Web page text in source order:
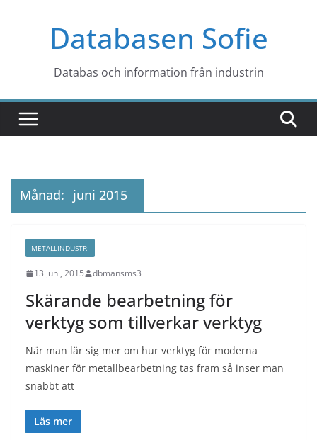
Databasen Sofie
Databas och information från industrin
Månad: juni 2015
METALLINDUSTRI
13 juni, 2015 dbmansms3
Skärande bearbetning för
verktyg som tillverkar verktyg
När man lär sig mer om hur verktyg för moderna
maskiner för metallbearbetning tas fram så inser man
snabbt att
Läs mer